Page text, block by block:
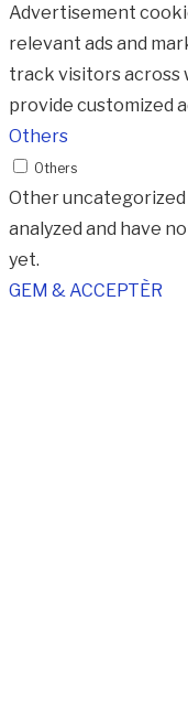
Advertisement
relevant ads and
track visitors across
provide customized
Others
Others
Other
analyzed and have
yet.
GEM & ACCEPTÈR